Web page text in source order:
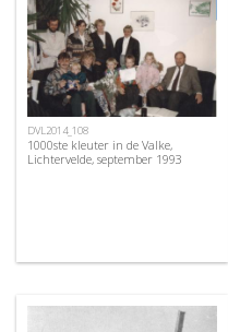
DVL2014_108
1000ste kleuter in de Valke,
Lichtervelde, september 1993